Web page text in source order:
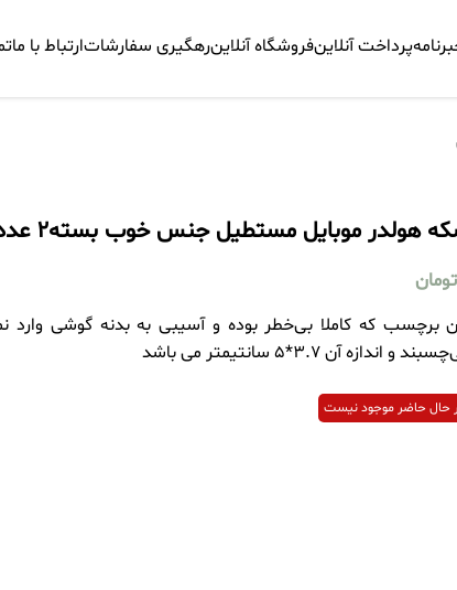
پرداخت آنلاینفروشگاه آنلاینرهگیری سفارشاتارتباط با ما
هولدر موبایل مستطیل جنس خوب بسته2 عددی
تومان
و اندازه آن 3.7*5 سانتیمتر می باشد
حال حاضر موجود نیست